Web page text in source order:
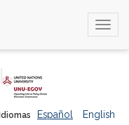
Idiomas Español English